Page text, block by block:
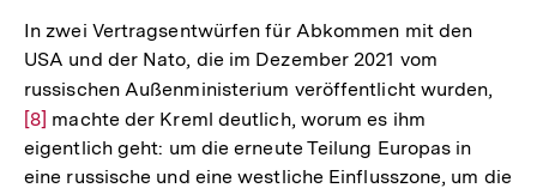
In zwei Vertragsentwürfen für Abkommen mit den
USA und der Nato, die im Dezember 2021 vom
russischen Außenministerium veröffentlicht wurden,
[8] machte der Kreml deutlich, worum es ihm
eigentlich geht: um die erneute Teilung Europas in
eine russische und eine westliche Einflusszone, um die